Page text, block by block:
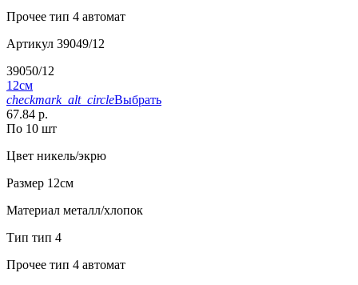
Прочее тип 4 автомат
Артикул 39049/12
39050/12
12см
checkmark_alt_circleВыбрать
67.84 р.
По 10 шт
Цвет никель/экрю
Размер 12см
Материал металл/хлопок
Тип тип 4
Прочее тип 4 автомат